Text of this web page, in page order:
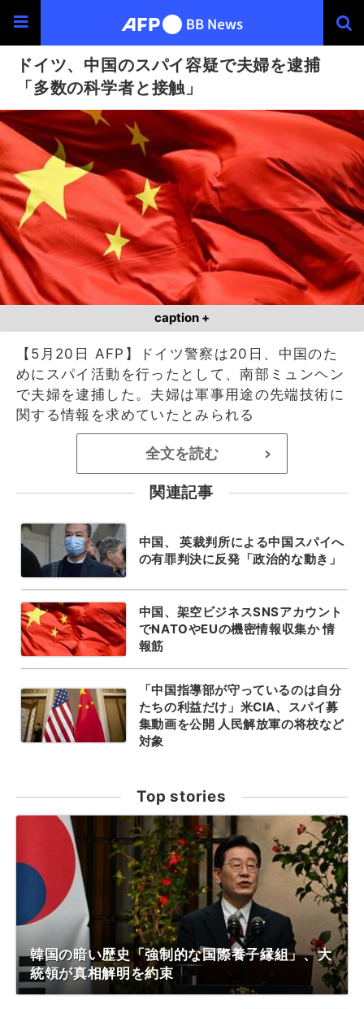
ドイツ、中国のスパイ容疑で夫婦を逮捕
「多数の科学者と接触」
caption +
【5月20日 AFP】ドイツ警察は20日、中国のた
めにスパイ活動を行ったとして、南部ミュンヘン
で夫婦を逮捕した。夫婦は軍事用途の先端技術に
関する情報を求めていたとみられる
全文を読む >
関連記事
中国、 英裁判所による中国スパイへ
の有罪判決に反発「政治的な動き」
中国、架空ビジネスSNSアカウント
でNATOやEUの機密情報収集か 情
報筋
「中国指導部が守っているのは自分
たちの利益だけ」米CIA、スパイ募
集動画を公開 人民解放軍の将校など
対象
Top stories
韓国の暗い歴史「強制的な国際養子縁組」、大
統領が真相解明を約束